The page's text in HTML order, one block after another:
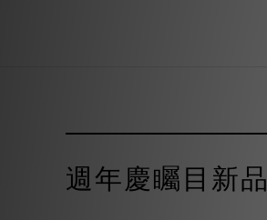
週年慶矚目新品